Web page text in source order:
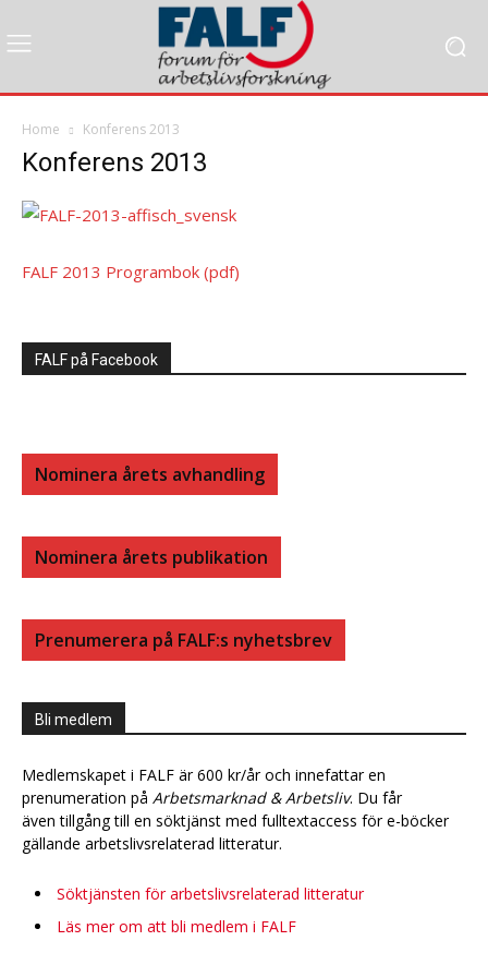
Home Konferens 2013
Konferens 2013
FALF 2013 Programbok (pdf)
FALF på Facebook
Nominera årets avhandling
Nominera årets publikation
Prenumerera på FALF:s nyhetsbrev
Bli medlem
Medlemskapet i FALF är 600 kr/år och innefattar en
prenumeration på Arbetsmarknad & Arbetsliv. Du får
även tillgång till en söktjänst med fulltextaccess för e-böcker
gällande arbetslivsrelaterad litteratur.
Söktjänsten för arbetslivsrelaterad litteratur
Läs mer om att bli medlem i FALF